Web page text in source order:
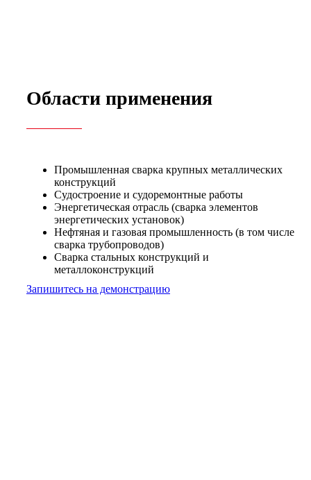
Области применения
Промышленная сварка крупных металлических
конструкций
Судостроение и судоремонтные работы
Энергетическая отрасль (сварка элементов
энергетических установок)
Нефтяная и газовая промышленность (в том числе
сварка трубопроводов)
Сварка стальных конструкций и
металлоконструкций
Запишитесь на демонстрацию